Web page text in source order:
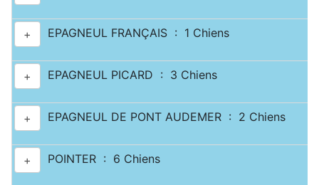
+ EPAGNEUL FRANÇAIS : 1 Chiens
+ EPAGNEUL PICARD : 3 Chiens
+ EPAGNEUL DE PONT AUDEMER : 2 Chiens
+ POINTER : 6 Chiens